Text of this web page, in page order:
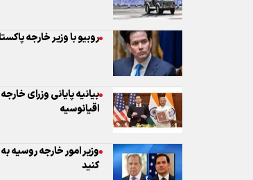
روبیو با وزیر خارجه
بیانیه پایانی وزرای
اقیانوسیه
وزیر امور خارجه روسیه
کنید